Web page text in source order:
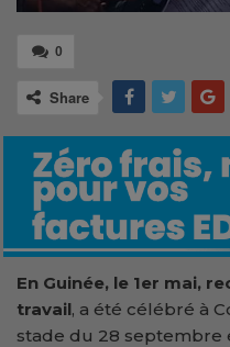
0
Share
En Guinée, le 1er mai,
travail, a été célébré à
stade du 28 septembre